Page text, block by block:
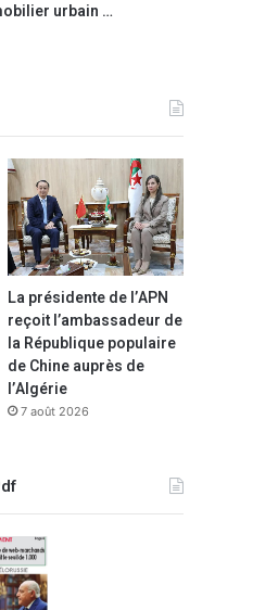
urbain …
La présidente de l’APN
reçoit l’ambassadeur de
la République populaire
de Chine auprès de
l’Algérie
7 août 2026